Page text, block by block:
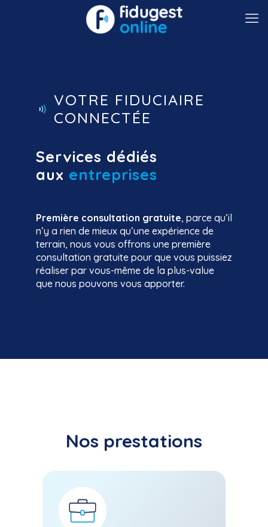
VOTRE FIDUCIAIRE
CONNECTÉE
Services dédiés
aux entreprises
Première consultation gratuite, parce qu’il
n’y a rien de mieux qu’une expérience de
terrain, nous vous offrons une première
consultation gratuite pour que vous puissiez
réaliser par vous-même de la plus-value
que nous pouvons vous apporter.
Nos prestations